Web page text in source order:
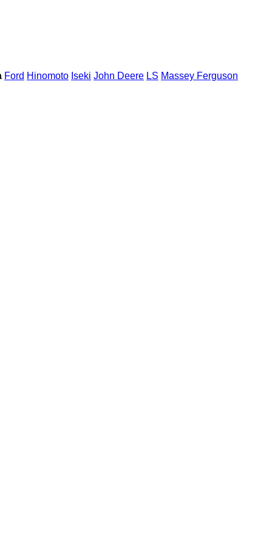
Ford Hinomoto Iseki John Deere LS Massey Ferguson